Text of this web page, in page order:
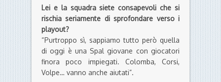
Lei e la squadra siete consapevoli che si
rischia seriamente di sprofondare verso i
playout?
“Purtroppo sì, sappiamo tutto però quella
di oggi è una Spal giovane con giocatori
finora poco impiegati. Colomba, Corsi,
Volpe… vanno anche aiutati”.